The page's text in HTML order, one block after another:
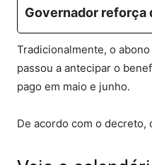
Governador reforça
Tradicionalmente, o
passou a antecipar o
pago em maio e junho.
De acordo com o decreto,